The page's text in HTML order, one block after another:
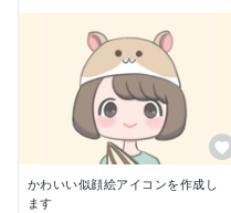
かわいい似顔絵アイコンを作成し
ます